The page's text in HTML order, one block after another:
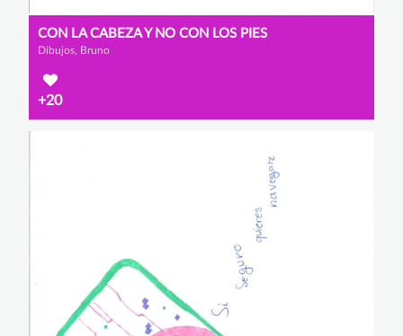
CON LA CABEZA Y NO CON LOS PIES
Dibujos, Bruno
+20